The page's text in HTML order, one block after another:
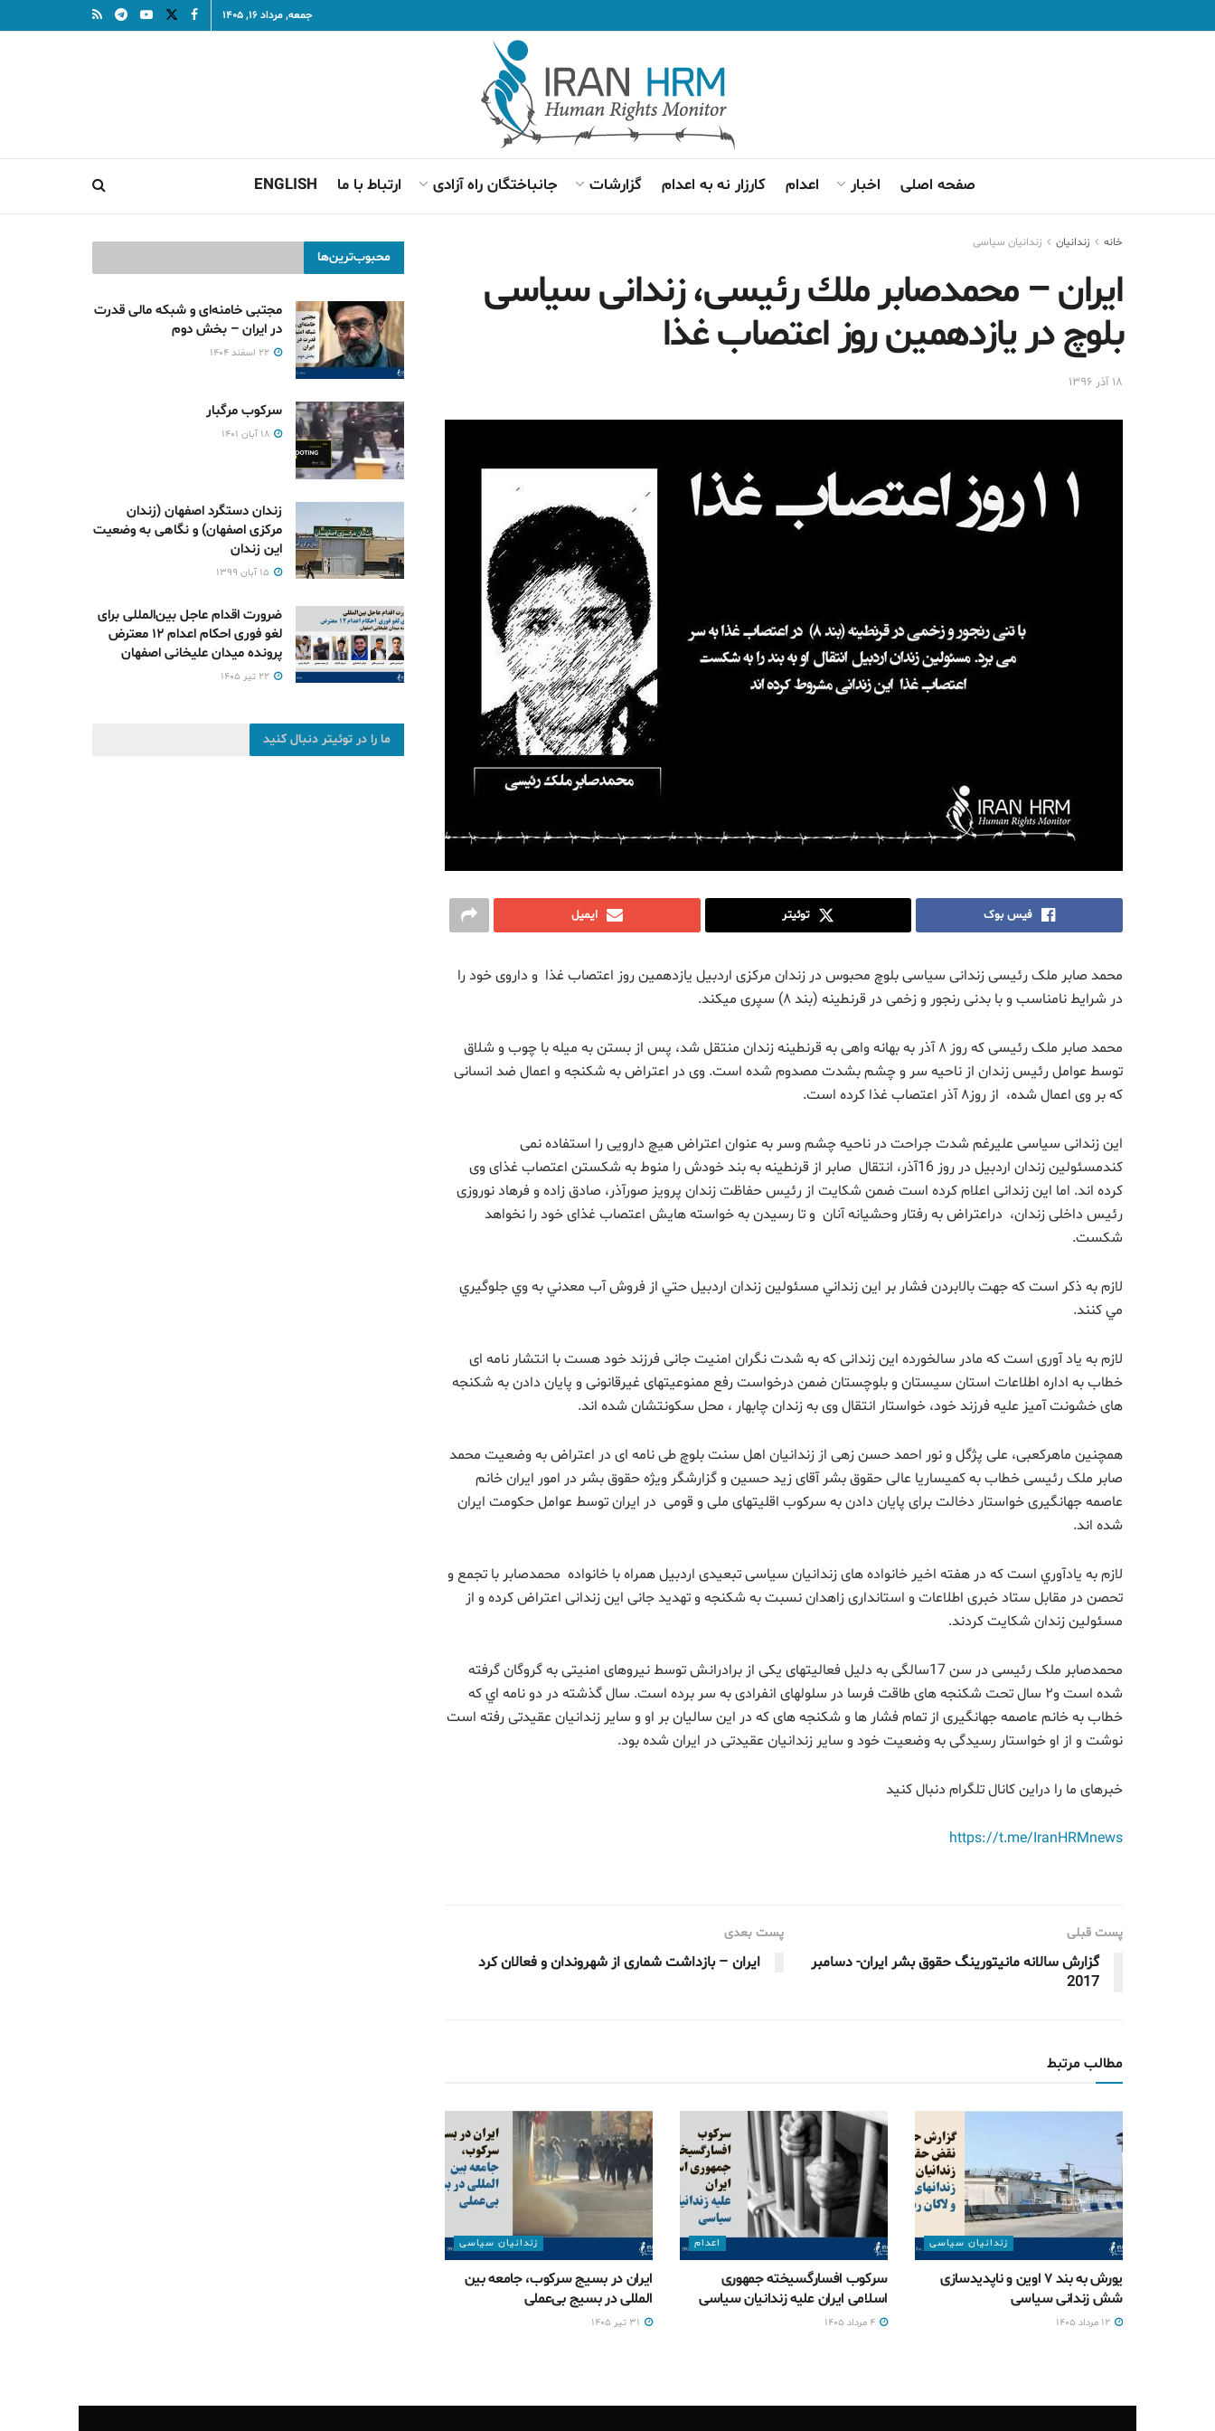
جمعه, مرداد ۱۶, ۱۴۰۵
صفحه اصلی اخبار اعدام کارزار نه به اعدام گزارشات جانباختگان راه آزادی ارتباط با ما ENGLISH
خانه زندانيان زندانیان سیاسی
ایران – محمدصابر ملك رئيسی، زندانی سیاسی
بلوچ در يازدهمين روز اعتصاب غذا
۱۸ آذر ۱۳۹۶
فیس بوک توئیتر ایمیل
محمد صابر ملک رئیسی زندانی سیاسی بلوچ محبوس در زندان مرکزی اردبیل یازدهمین روز اعتصاب غذا و داروی خود را
در شرایط نامناسب و با بدنی رنجور و زخمی در قرنطینه (بند ۸) سپری میکند.
محمد صابر ملک رئیسی که روز ۸ آذر به بهانه واهی به قرنطینه زندان منتقل شد، پس از بستن به میله با چوب و شلاق
توسط عوامل رئیس زندان از ناحیه سر و چشم بشدت مصدوم شده است. وی در اعتراض به شکنجه و اعمال ضد انسانی
كه بر وی اعمال شده، از روز۸ آذر اعتصاب غذا کرده است.
این زندانی سیاسی علیرغم شدت جراحت در ناحیه چشم وسر به عنوان اعتراض هیچ دارویی را استفاده نمی
کندمسئولین زندان اردبیل در روز 16آذر، انتقال صابر از قرنطینه به بند خودش را منوط به شکستن اعتصاب غذای وی
کرده اند. اما این زندانی اعلام کرده است ضمن شکایت از رئیس حفاظت زندان پرویز صورآذر، صادق زاده و فرهاد نوروزی
رئیس داخلی زندان، دراعتراض به رفتار وحشیانه آنان و تا رسیدن به خواسته هایش اعتصاب غذای خود را نخواهد
شکست.
لازم به ذكر است كه جهت بالابردن فشار بر اين زنداني مسئولين زندان اردبيل حتي از فروش آب معدني به وي جلوگيري
مي كنند.
لازم به یاد آوری است که مادر سالخورده این زندانی که به شدت نگران امنیت جانی فرزند خود هست با انتشار نامه ای
خطاب به اداره اطلاعات استان سیستان و بلوچستان ضمن درخواست رفع ممنوعیتهای غیرقانونی و پایان دادن به شکنجه
های خشونت آمیز علیه فرزند خود، خواستار انتقال وی به زندان چابهار ، محل سکونتشان شده اند.
همچنین ماهرکعبی، علی پژگل و نور احمد حسن زهی از زندانیان اهل سنت بلوچ طی نامه ای در اعتراض به وضعیت محمد
صابر ملک رئیسی خطاب به کمیساریا عالی حقوق بشر آقای زید حسین و گزارشگر ویژه حقوق بشر در امور ایران خانم
عاصمه جهانگیری خواستار دخالت برای پایان دادن به سرکوب اقلیتهای ملی و قومی در ایران توسط عوامل حکومت ایران
شده اند.
لازم به يادآوري است که در هفته اخير خانواده های زندانیان سیاسی تبعیدی اردبیل همراه با خانواده محمدصابر با تجمع و
تحصن در مقابل ستاد خبری اطلاعات و استانداری زاهدان نسبت به شکنجه و تهدید جانی این زندانی اعتراض کرده و از
مسئولین زندان شکایت کردند.
محمدصابر ملک رئیسی در سن 17سالگی به دلیل فعالیتهای یکی از برادرانش توسط نیروهای امنیتی به گروگان گرفته
شده است و۲ سال تحت شکنجه های طاقت فرسا در سلولهای انفرادی به سر برده است. سال گذشته در دو نامه اي که
خطاب به خانم عاصمه جهانگیری از تمام فشار ها و شکنجه های که در این سالیان بر او و سایر زندانیان عقیدتی رفته است
نوشت و از او خواستار رسیدگی به وضعیت خود و سایر زندانیان عقیدتی در ایران شده بود.
خبرهای ما را دراین کانال تلگرام دنبال کنید
https://t.me/IranHRMnews
پست قبلی
گزارش سالانه مانیتورینگ حقوق بشر ایران- دسامبر
2017
پست بعدی
ایران – بازداشت شماری از شهروندان و فعالان کرد
مطالب مرتبط
زندانیان سیاسی
یورش به بند ۷ اوین و ناپدیدسازی
شش زندانی سیاسی
اعدام
سرکوب افسارگسیخته جمهوری
اسلامی ایران علیه زندانیان سیاسی
زندانیان سیاسی
ایران در بسیج سرکوب، جامعه بین
المللی در بسیج بی‌‌عملی
محبوب‌ترین‌ها
مجتبی خامنه‌ای و شبکه مالی قدرت
در ایران – بخش دوم
سرکوب مرگبار
زندان دستگرد اصفهان (زندان
مرکزی اصفهان) و نگاهی به وضعیت
این زندان
ضرورت اقدام عاجل بین‌المللی برای
لغو فوری احکام اعدام ۱۲ معترض
پرونده میدان علیخانی اصفهان
ما را در توئیتر دنبال کنید